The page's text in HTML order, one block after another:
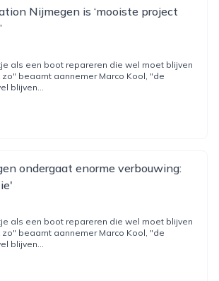
Nijmegen is ‘mooiste project
als een boot repareren die wel moet blijven
zo" beaamt aannemer Marco Kool, "de
blijven...
ondergaat enorme verbouwing:
als een boot repareren die wel moet blijven
zo" beaamt aannemer Marco Kool, "de
blijven...